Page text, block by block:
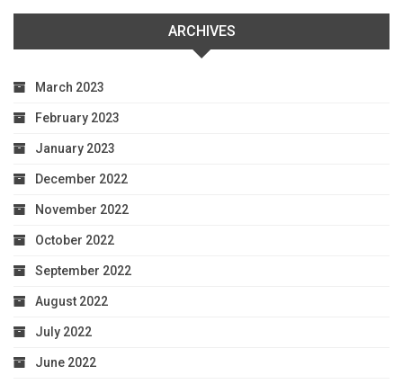
ARCHIVES
March 2023
February 2023
January 2023
December 2022
November 2022
October 2022
September 2022
August 2022
July 2022
June 2022